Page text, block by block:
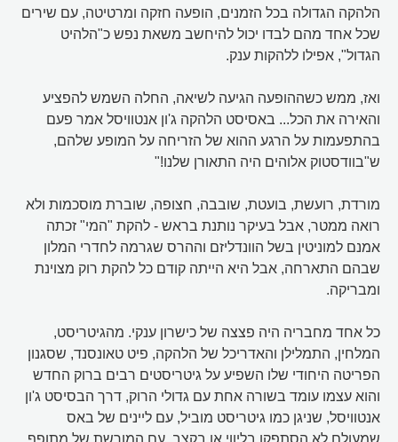
הלהקה הגדולה בכל הזמנים, הופעה חזקה ומרטיטה, עם שירים
שכל אחד מהם לבדו יכול להיחשב משאת נפש כ"הלהיט
הגדול", אפילו ללהקות ענק.
ואז, ממש כשההופעה הגיעה לשיאה, החלה השמש להפציע
והאירה את הכל... באסיסט הלהקה ג'ון אנטוויסל אמר פעם
בהתפעמות על הרגע ההוא של הזריחה על המופע שלהם,
ש"בוודסטוק אלוהים היה התאורן שלנו!"
מורדת, רועשת, בועטת, שובבה, חצופה, שוברת מוסכמות ולא
רואה ממטר, אבל בעיקר נותנת בראש - להקת "המי" זכתה
אמנם למוניטין בשל הוונדליזם וההרס שגרמה לחדרי המלון
שבהם התארחה, אבל היא הייתה קודם כל להקת רוק מצוינת
ומבריקה.
כל אחד מחבריה היה פצצה של כישרון ענקי. מהגיטריסט,
המלחין, התמלילן והאדריכל של הלהקה, פיט טאונסנד, שסגנון
הפריטה היחודי שלו השפיע על גיטריסטים רבים ברוק החדש
והוא עצמו עומד בשורה אחת עם גדולי הרוק, דרך הבסיסט ג'ון
אנטוויסל, שניגן כמו גיטריסט מוביל, עם ליינים של באס
שמעולם לא הסתפקו בליווי או בקצב, עם המורשת של מתופף